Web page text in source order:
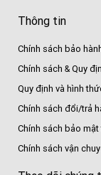
Thông tin
Chính sách bảo
Chính sách & Quy
Quy định và hình
Chính sách đổi/trả
Chính sách bảo
Chính sách vận